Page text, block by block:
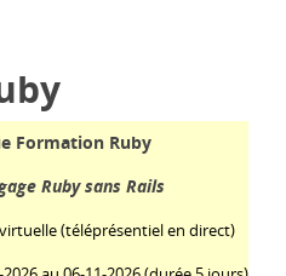
Formation Ruby
Ruby sans Rails
(téléprésentiel en direct)